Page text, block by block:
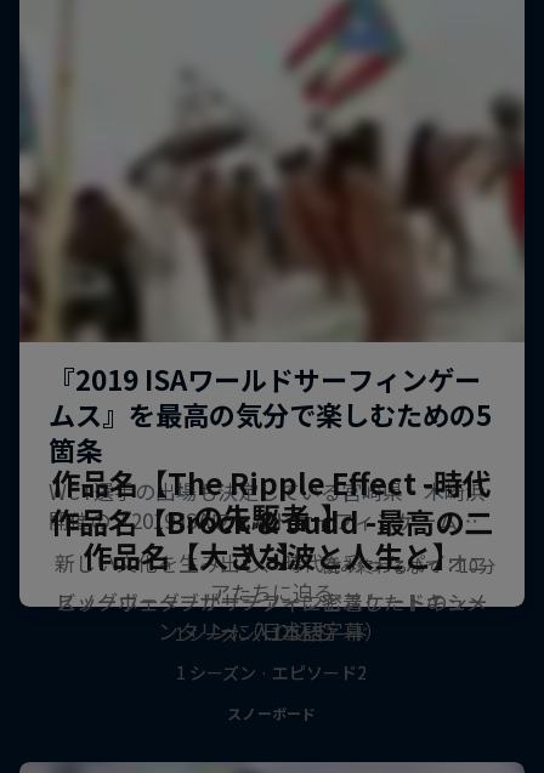
作品名【The Ripple Effect -時代
の先駆者-】
新しい文化を生み出し、時代を彩ったパイオニ
アたちに迫る
1 シーズン · 1 エピソード
作品名【大きな波と人生と】
ビッグウェーブサーファーに密着したドキュメ
ンタリー（日本語字幕）
1 シーズン · エピソード2
作品名【Brock & Judd -最高の二
人-】
スノーボーダーがサーフィンとスケートのシー
ンに入り込む
1 シーズン · エピソード2
スノーボード